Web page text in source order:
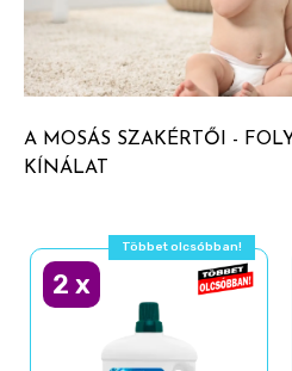
A MOSÁS SZAKÉRTŐI -
KÍNÁLAT
Többet olcsóbban!
2 x